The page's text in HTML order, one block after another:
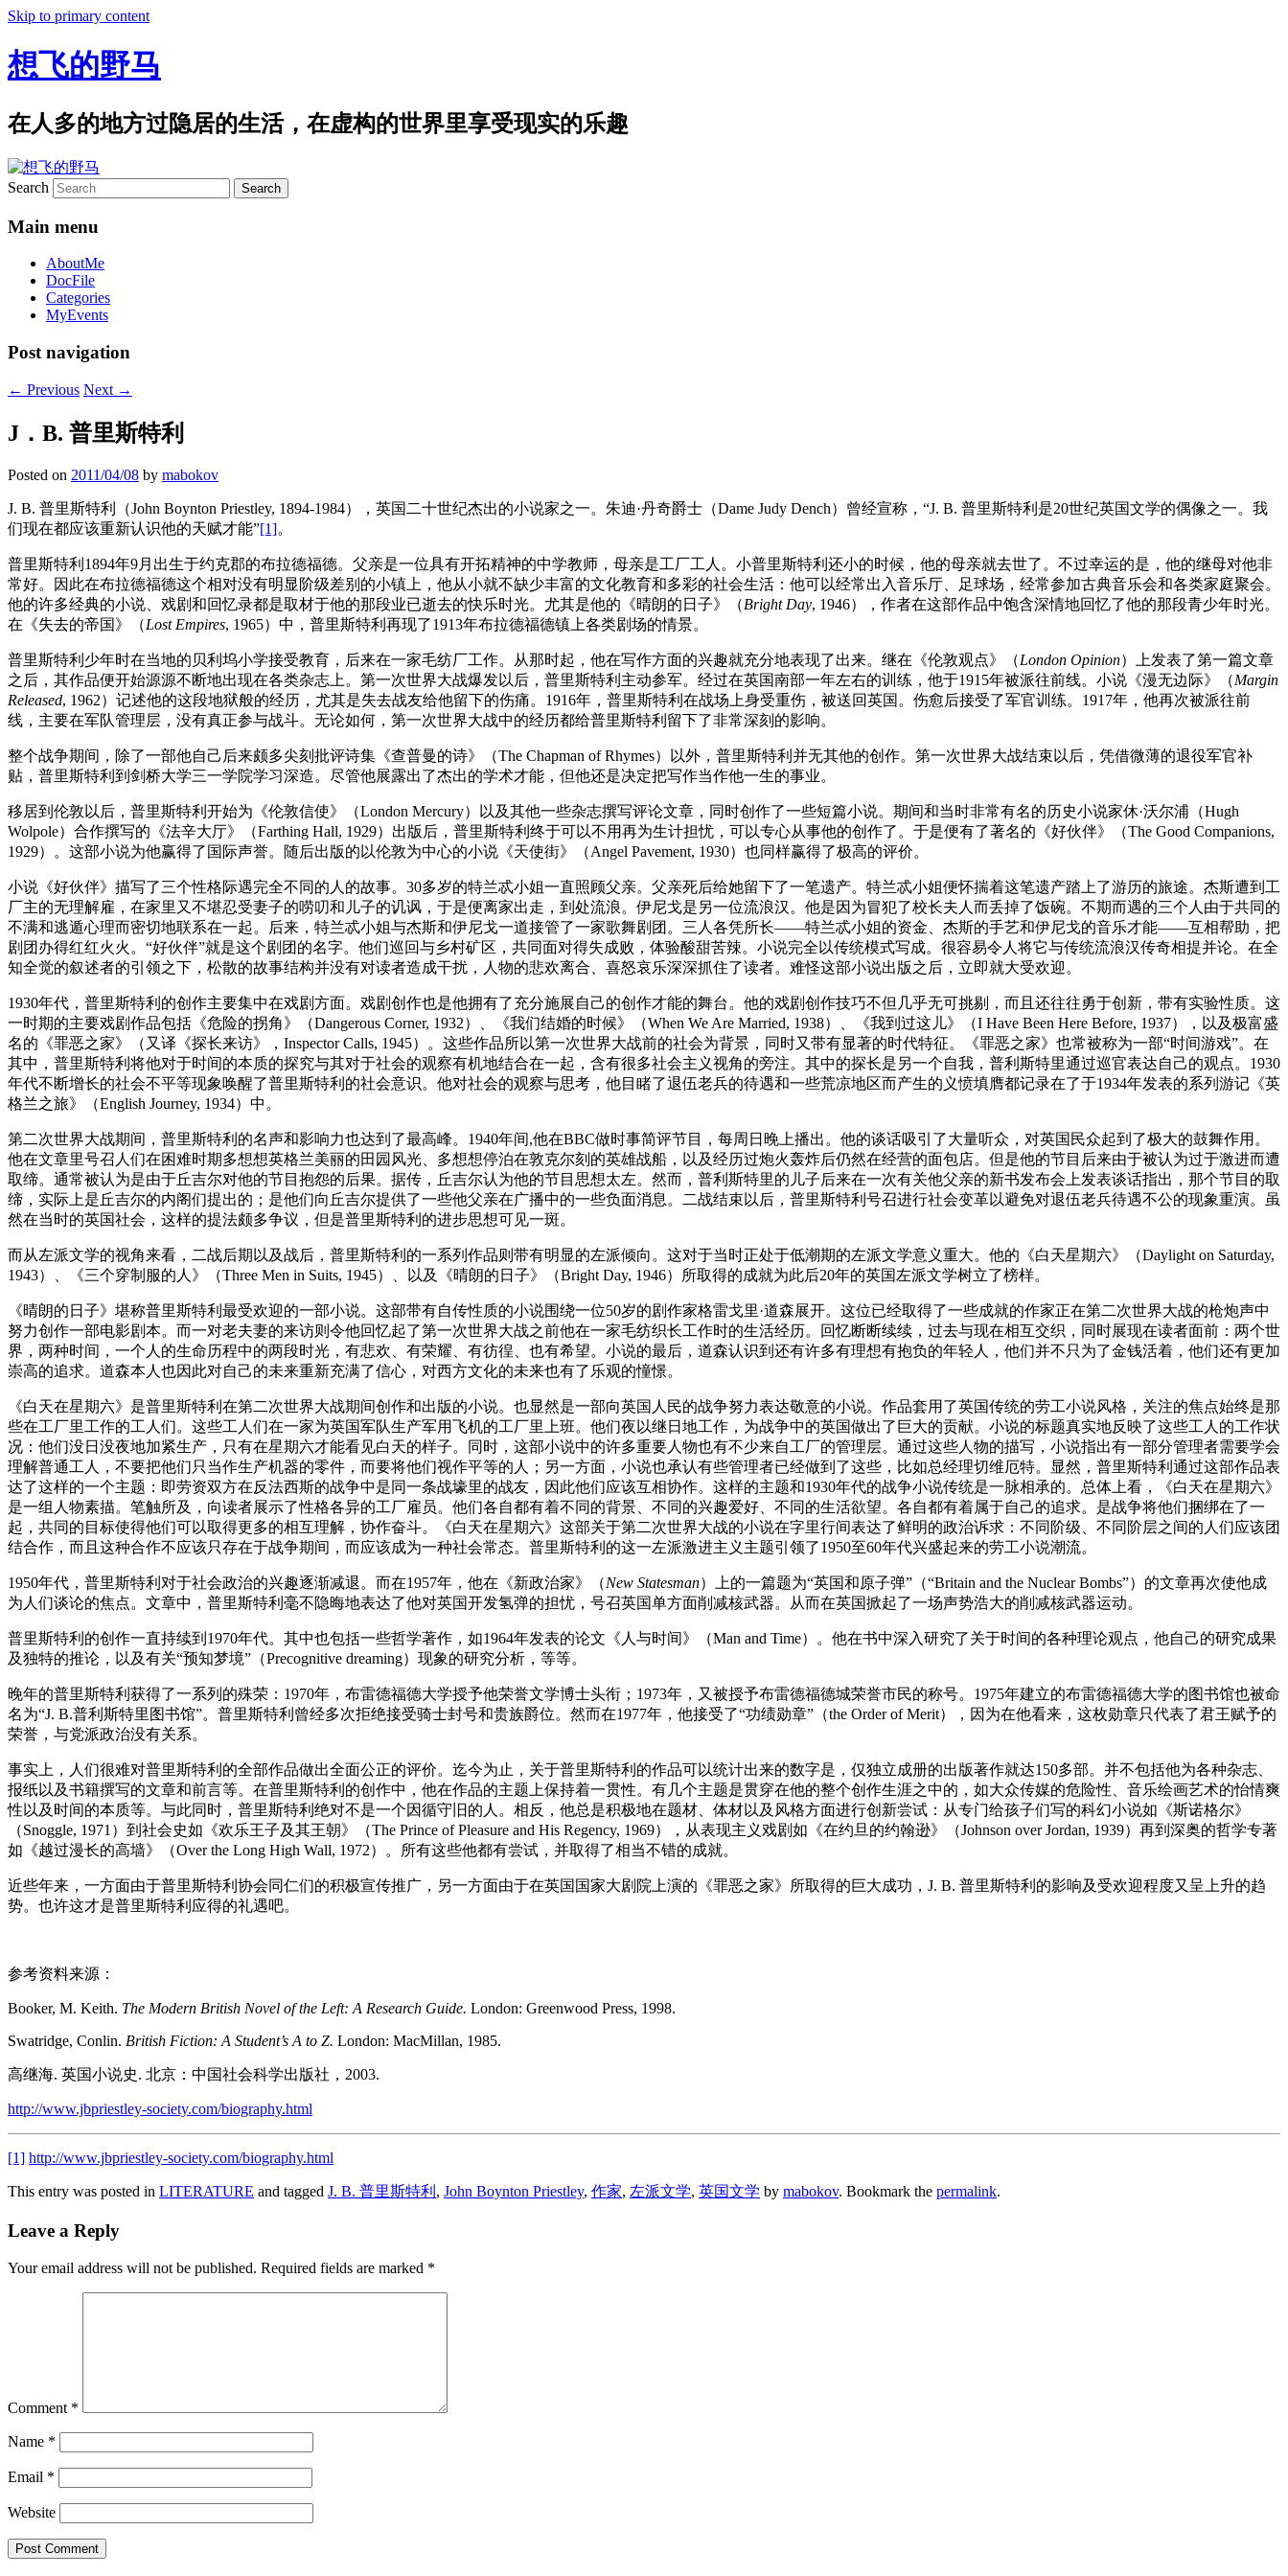
Skip to primary content
想飞的野马
在人多的地方过隐居的生活，在虚构的世界里享受现实的乐趣
Search
Main menu
AboutMe
DocFile
Categories
MyEvents
Post navigation
← Previous Next →
J．B. 普里斯特利
Posted on 2011/04/08 by mabokov
J. B. 普里斯特利（John Boynton Priestley, 1894-1984），英国二十世纪杰出的小说家之一。朱迪·丹奇爵士（Dame Judy Dench）曾经宣称，“J. B. 普里斯特利是20世纪英国文学的偶像之一。我
们现在都应该重新认识他的天赋才能”[1]。
普里斯特利1894年9月出生于约克郡的布拉德福德。父亲是一位具有开拓精神的中学教师，母亲是工厂工人。小普里斯特利还小的时候，他的母亲就去世了。不过幸运的是，他的继母对他非
常好。因此在布拉德福德这个相对没有明显阶级差别的小镇上，他从小就不缺少丰富的文化教育和多彩的社会生活：他可以经常出入音乐厅、足球场，经常参加古典音乐会和各类家庭聚会。
他的许多经典的小说、戏剧和回忆录都是取材于他的那段业已逝去的快乐时光。尤其是他的《晴朗的日子》（Bright Day, 1946），作者在这部作品中饱含深情地回忆了他的那段青少年时光。
在《失去的帝国》（Lost Empires, 1965）中，普里斯特利再现了1913年布拉德福德镇上各类剧场的情景。
普里斯特利少年时在当地的贝利坞小学接受教育，后来在一家毛纺厂工作。从那时起，他在写作方面的兴趣就充分地表现了出来。继在《伦敦观点》（London Opinion）上发表了第一篇文章
之后，其作品便开始源源不断地出现在各类杂志上。第一次世界大战爆发以后，普里斯特利主动参军。经过在英国南部一年左右的训练，他于1915年被派往前线。小说《漫无边际》（Margin
Released, 1962）记述他的这段地狱般的经历，尤其是失去战友给他留下的伤痛。1916年，普里斯特利在战场上身受重伤，被送回英国。伤愈后接受了军官训练。1917年，他再次被派往前
线，主要在军队管理层，没有真正参与战斗。无论如何，第一次世界大战中的经历都给普里斯特利留下了非常深刻的影响。
整个战争期间，除了一部他自己后来颇多尖刻批评诗集《查普曼的诗》（The Chapman of Rhymes）以外，普里斯特利并无其他的创作。第一次世界大战结束以后，凭借微薄的退役军官补
贴，普里斯特利到剑桥大学三一学院学习深造。尽管他展露出了杰出的学术才能，但他还是决定把写作当作他一生的事业。
移居到伦敦以后，普里斯特利开始为《伦敦信使》（London Mercury）以及其他一些杂志撰写评论文章，同时创作了一些短篇小说。期间和当时非常有名的历史小说家休·沃尔浦（Hugh
Wolpole）合作撰写的《法辛大厅》（Farthing Hall, 1929）出版后，普里斯特利终于可以不用再为生计担忧，可以专心从事他的创作了。于是便有了著名的《好伙伴》（The Good Companions,
1929）。这部小说为他赢得了国际声誉。随后出版的以伦敦为中心的小说《天使街》（Angel Pavement, 1930）也同样赢得了极高的评价。
小说《好伙伴》描写了三个性格际遇完全不同的人的故事。30多岁的特兰忒小姐一直照顾父亲。父亲死后给她留下了一笔遗产。特兰忒小姐便怀揣着这笔遗产踏上了游历的旅途。杰斯遭到工
厂主的无理解雇，在家里又不堪忍受妻子的唠叨和儿子的讥讽，于是便离家出走，到处流浪。伊尼戈是另一位流浪汉。他是因为冒犯了校长夫人而丢掉了饭碗。不期而遇的三个人由于共同的
不满和逃遁心理而密切地联系在一起。后来，特兰忒小姐与杰斯和伊尼戈一道接管了一家歌舞剧团。三人各凭所长——特兰忒小姐的资金、杰斯的手艺和伊尼戈的音乐才能——互相帮助，把
剧团办得红红火火。“好伙伴”就是这个剧团的名字。他们巡回与乡村矿区，共同面对得失成败，体验酸甜苦辣。小说完全以传统模式写成。很容易令人将它与传统流浪汉传奇相提并论。在全
知全觉的叙述者的引领之下，松散的故事结构并没有对读者造成干扰，人物的悲欢离合、喜怒哀乐深深抓住了读者。难怪这部小说出版之后，立即就大受欢迎。
1930年代，普里斯特利的创作主要集中在戏剧方面。戏剧创作也是他拥有了充分施展自己的创作才能的舞台。他的戏剧创作技巧不但几乎无可挑剔，而且还往往勇于创新，带有实验性质。这
一时期的主要戏剧作品包括《危险的拐角》（Dangerous Corner, 1932）、《我们结婚的时候》（When We Are Married, 1938）、《我到过这儿》（I Have Been Here Before, 1937），以及极富盛
名的《罪恶之家》（又译《探长来访》，Inspector Calls, 1945）。这些作品所以第一次世界大战前的社会为背景，同时又带有显著的时代特征。《罪恶之家》也常被称为一部“时间游戏”。在
其中，普里斯特利将他对于时间的本质的探究与其对于社会的观察有机地结合在一起，含有很多社会主义视角的旁注。其中的探长是另一个自我，普利斯特里通过巡官表达自己的观点。1930
年代不断增长的社会不平等现象唤醒了普里斯特利的社会意识。他对社会的观察与思考，他目睹了退伍老兵的待遇和一些荒凉地区而产生的义愤填膺都记录在了于1934年发表的系列游记《英
格兰之旅》（English Journey, 1934）中。
第二次世界大战期间，普里斯特利的名声和影响力也达到了最高峰。1940年间,他在BBC做时事简评节目，每周日晚上播出。他的谈话吸引了大量听众，对英国民众起到了极大的鼓舞作用。
他在文章里号召人们在困难时期多想想英格兰美丽的田园风光、多想想停泊在敦克尔刻的英雄战船，以及经历过炮火轰炸后仍然在经营的面包店。但是他的节目后来由于被认为过于激进而遭
取缔。通常被认为是由于丘吉尔对他的节目抱怨的后果。据传，丘吉尔认为他的节目思想太左。然而，普利斯特里的儿子后来在一次有关他父亲的新书发布会上发表谈话指出，那个节目的取
缔，实际上是丘吉尔的内阁们提出的；是他们向丘吉尔提供了一些他父亲在广播中的一些负面消息。二战结束以后，普里斯特利号召进行社会变革以避免对退伍老兵待遇不公的现象重演。虽
然在当时的英国社会，这样的提法颇多争议，但是普里斯特利的进步思想可见一斑。
而从左派文学的视角来看，二战后期以及战后，普里斯特利的一系列作品则带有明显的左派倾向。这对于当时正处于低潮期的左派文学意义重大。他的《白天星期六》（Daylight on Saturday,
1943）、《三个穿制服的人》（Three Men in Suits, 1945）、以及《晴朗的日子》（Bright Day, 1946）所取得的成就为此后20年的英国左派文学树立了榜样。
《晴朗的日子》堪称普里斯特利最受欢迎的一部小说。这部带有自传性质的小说围绕一位50岁的剧作家格雷戈里·道森展开。这位已经取得了一些成就的作家正在第二次世界大战的枪炮声中
努力创作一部电影剧本。而一对老夫妻的来访则令他回忆起了第一次世界大战之前他在一家毛纺织长工作时的生活经历。回忆断断续续，过去与现在相互交织，同时展现在读者面前：两个世
界，两种时间，一个人的生命历程中的两段时光，有悲欢、有荣耀、有彷徨、也有希望。小说的最后，道森认识到还有许多有理想有抱负的年轻人，他们并不只为了金钱活着，他们还有更加
崇高的追求。道森本人也因此对自己的未来重新充满了信心，对西方文化的未来也有了乐观的憧憬。
《白天在星期六》是普里斯特利在第二次世界大战期间创作和出版的小说。也显然是一部向英国人民的战争努力表达敬意的小说。作品套用了英国传统的劳工小说风格，关注的焦点始终是那
些在工厂里工作的工人们。这些工人们在一家为英国军队生产军用飞机的工厂里上班。他们夜以继日地工作，为战争中的英国做出了巨大的贡献。小说的标题真实地反映了这些工人的工作状
况：他们没日没夜地加紧生产，只有在星期六才能看见白天的样子。同时，这部小说中的许多重要人物也有不少来自工厂的管理层。通过这些人物的描写，小说指出有一部分管理者需要学会
理解普通工人，不要把他们只当作生产机器的零件，而要将他们视作平等的人；另一方面，小说也承认有些管理者已经做到了这些，比如总经理切维厄特。显然，普里斯特利通过这部作品表
达了这样的一个主题：即劳资双方在反法西斯的战争中是同一条战壕里的战友，因此他们应该互相协作。这样的主题和1930年代的战争小说传统是一脉相承的。总体上看，《白天在星期六》
是一组人物素描。笔触所及，向读者展示了性格各异的工厂雇员。他们各自都有着不同的背景、不同的兴趣爱好、不同的生活欲望。各自都有着属于自己的追求。是战争将他们捆绑在了一
起，共同的目标使得他们可以取得更多的相互理解，协作奋斗。《白天在星期六》这部关于第二次世界大战的小说在字里行间表达了鲜明的政治诉求：不同阶级、不同阶层之间的人们应该团
结合作，而且这种合作不应该只存在于战争期间，而应该成为一种社会常态。普里斯特利的这一左派激进主义主题引领了1950至60年代兴盛起来的劳工小说潮流。
1950年代，普里斯特利对于社会政治的兴趣逐渐减退。而在1957年，他在《新政治家》（New Statesman）上的一篇题为“英国和原子弹”（“Britain and the Nuclear Bombs”）的文章再次使他成
为人们谈论的焦点。文章中，普里斯特利毫不隐晦地表达了他对英国开发氢弹的担忧，号召英国单方面削减核武器。从而在英国掀起了一场声势浩大的削减核武器运动。
普里斯特利的创作一直持续到1970年代。其中也包括一些哲学著作，如1964年发表的论文《人与时间》（Man and Time）。他在书中深入研究了关于时间的各种理论观点，他自己的研究成果
及独特的推论，以及有关“预知梦境”（Precognitive dreaming）现象的研究分析，等等。
晚年的普里斯特利获得了一系列的殊荣：1970年，布雷德福德大学授予他荣誉文学博士头衔；1973年，又被授予布雷德福德城荣誉市民的称号。1975年建立的布雷德福德大学的图书馆也被命
名为“J. B.普利斯特里图书馆”。普里斯特利曾经多次拒绝接受骑士封号和贵族爵位。然而在1977年，他接受了“功绩勋章”（the Order of Merit），因为在他看来，这枚勋章只代表了君王赋予的
荣誉，与党派政治没有关系。
事实上，人们很难对普里斯特利的全部作品做出全面公正的评价。迄今为止，关于普里斯特利的作品可以统计出来的数字是，仅独立成册的出版著作就达150多部。并不包括他为各种杂志、
报纸以及书籍撰写的文章和前言等。在普里斯特利的创作中，他在作品的主题上保持着一贯性。有几个主题是贯穿在他的整个创作生涯之中的，如大众传媒的危险性、音乐绘画艺术的怡情爽
性以及时间的本质等。与此同时，普里斯特利绝对不是一个因循守旧的人。相反，他总是积极地在题材、体材以及风格方面进行创新尝试：从专门给孩子们写的科幻小说如《斯诺格尔》
（Snoggle, 1971）到社会史如《欢乐王子及其王朝》（The Prince of Pleasure and His Regency, 1969），从表现主义戏剧如《在约旦的约翰逊》（Johnson over Jordan, 1939）再到深奥的哲学专著
如《越过漫长的高墙》（Over the Long High Wall, 1972）。所有这些他都有尝试，并取得了相当不错的成就。
近些年来，一方面由于普里斯特利协会同仁们的积极宣传推广，另一方面由于在英国国家大剧院上演的《罪恶之家》所取得的巨大成功，J. B. 普里斯特利的影响及受欢迎程度又呈上升的趋
势。也许这才是普里斯特利应得的礼遇吧。
参考资料来源：
Booker, M. Keith. The Modern British Novel of the Left: A Research Guide. London: Greenwood Press, 1998.
Swatridge, Conlin. British Fiction: A Student’s A to Z. London: MacMillan, 1985.
高继海. 英国小说史. 北京：中国社会科学出版社，2003.
http://www.jbpriestley-society.com/biography.html
[1] http://www.jbpriestley-society.com/biography.html
This entry was posted in LITERATURE and tagged J. B. 普里斯特利 , John Boynton Priestley, 作家, 左派文学, 英国文学 by mabokov. Bookmark the permalink.
Leave a Reply
Your email address will not be published. Required fields are marked *
Comment *
Name *
Email *
Website